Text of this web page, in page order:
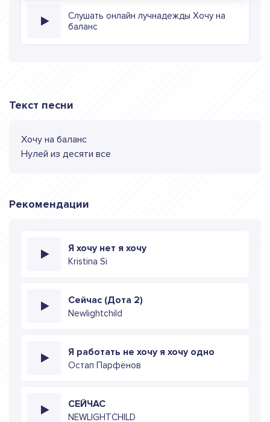
Слушать онлайн лучнадежды Хочу на
баланс
Текст песни
Хочу на баланс
Нулей из десяти все
Рекомендации
Я хочу нет я хочу
Kristina Si
Сейчас (Дота 2)
Newlightchild
Я работать не хочу я хочу одно
Остап Парфёнов
СЕЙЧАС
NEWLIGHTCHILD